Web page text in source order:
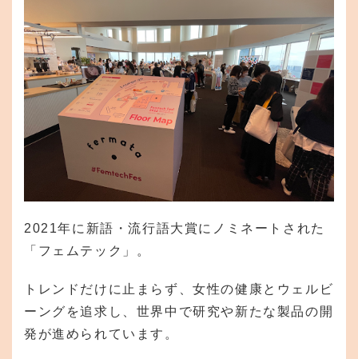
2021年に新語・流行語大賞にノミネートされた
「フェムテック」。
トレンドだけに止まらず、女性の健康とウェルビ
ーングを追求し、世界中で研究や新たな製品の開
発が進められています。